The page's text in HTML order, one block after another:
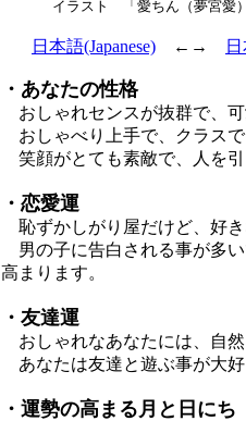
イラスト 「愛ちん（夢宮
日本語(Japanese) ←→
・あなたの性格
おしゃれセンスが抜群で、可
おしゃべり上手で、クラスで
笑顔がとても素敵で、人を引
・恋愛運
恥ずかしがり屋だけど、好き
男の子に告白される事が多
高まります。
・友達運
おしゃれなあなたには、自然
あなたは友達と遊ぶ事が大好
・運勢の高まる月と日にち